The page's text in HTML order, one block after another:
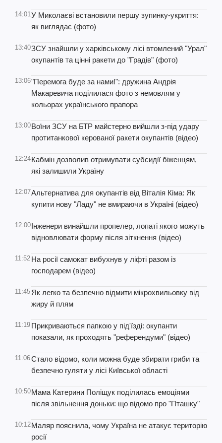
14:01У Миколаєві встановили першу зупинку-укриття:
як виглядає (фото)
13:40ЗСУ знайшли у харківському лісі втомлений "Урал"
окупантів та цінні ракети до "Градів" (фото)
13:06"Перемога буде за нами!": дружина Андрія
Макаревича поділилася фото з немовлям у
кольорах українського прапора
13:00Воїни ЗСУ на БТР майстерно вийшли з-під удару
протитанкової керованої ракети окупантів (відео)
12:24Кабмін дозволив отримувати субсидії біженцям,
які залишили Україну
12:07Альтернатива для окупантів від Віталія Кіма: Як
купити нову "Ладу" не вмираючи в Україні (відео)
12:00Інженери винайшли пропелер, лопаті якого можуть
відновлювати форму після зіткнення (відео)
11:52 На росії самокат вибухнув у ліфті разом із
господарем (відео)
11:45 Як легко та безпечно відмити мікрохвильовку від
жиру й плям
11:19 Прикриваються папкою у під'їзді: окупанти
показали, як проходять "референдуми" (відео)
11:06Стало відомо, коли можна буде збирати гриби та
безпечно гуляти у лісі Київської області
10:50Мама Катерини Поліщук поділилась емоціями
після звільнення доньки: що відомо про "Пташку"
10:12Маляр пояснила, чому Україна не атакує територію
росії